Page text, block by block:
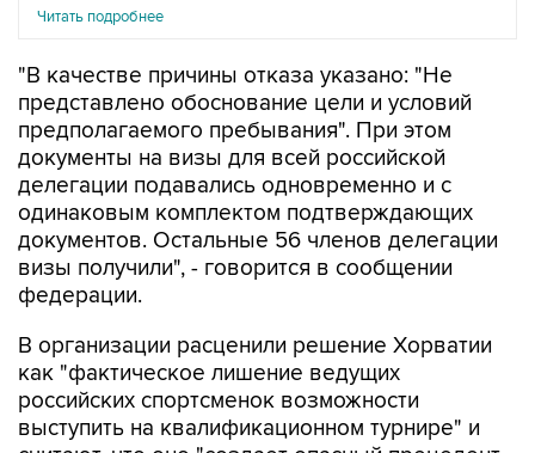
Читать подробнее
"В качестве причины отказа указано: "Не
представлено обоснование цели и условий
предполагаемого пребывания". При этом
документы на визы для всей российской
делегации подавались одновременно и с
одинаковым комплектом подтверждающих
документов. Остальные 56 членов делегации
визы получили", - говорится в сообщении
федерации.
В организации расценили решение Хорватии
как "фактическое лишение ведущих
российских спортсменок возможности
выступить на квалификационном турнире" и